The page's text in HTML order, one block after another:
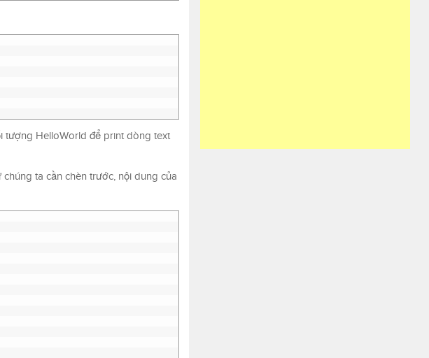
tượng HelloWorld để print dòng text
ta cần chèn trước, nội dung của